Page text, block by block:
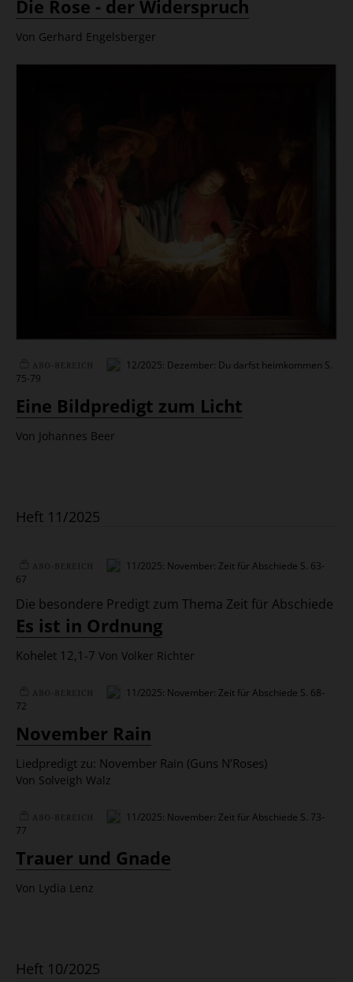
Die Rose - der Widerspruch
Von Gerhard Engelsberger
Plus
12/2025: Dezember: Du darfst heimkommen S.
75-79
Eine Bildpredigt zum Licht
Von Johannes Beer
Heft 11/2025
Plus
11/2025: November: Zeit für Abschiede S. 63-
67
Die besondere Predigt zum Thema Zeit für Abschiede
:
Es ist in Ordnung
Kohelet 12,1-7 Von Volker Richter
Plus
11/2025: November: Zeit für Abschiede S. 68-
72
November Rain
Liedpredigt zu: November Rain (Guns N’Roses)
Von Solveigh Walz
Plus
11/2025: November: Zeit für Abschiede S. 73-
77
Trauer und Gnade
Von Lydia Lenz
Heft 10/2025